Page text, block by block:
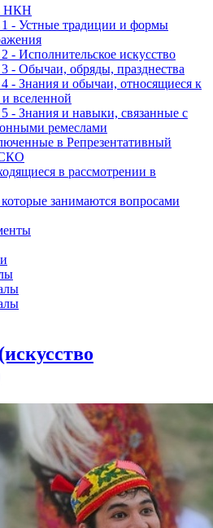
НКН
1 - Устные традиции и формы
- Исполнительское искусство
- Обычаи, обряды, празднества
- Знания и обычаи, относящиеся к
вселенной
- Знания и навыки, связанные с
ремеслами
в Репрезентативный
в рассмотрении в
занимаются вопросами